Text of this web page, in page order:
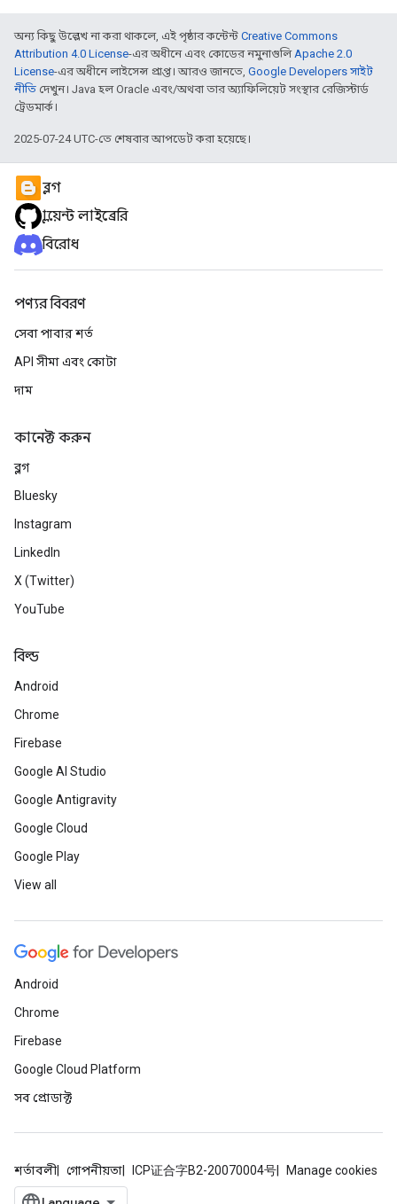
অন্য কিছু উল্লেখ না করা থাকলে, এই পৃষ্ঠার কন্টেন্ট Creative Commons
Attribution 4.0 License-এর অধীনে এবং কোডের নমুনাগুলিApache 2.0
License-এর অধীনে লাইসেন্স প্রাপ্ত। আরও জানতে, Google Developers সাইট
নীতি দেখুন। Java হল Oracle এবং/অথবা তার অ্যাফিলিয়েট সংস্থার রেজিস্টার্ড
ট্রেডমার্ক।
2025-07-24 UTC-তে শেষবার আপডেট করা হয়েছে।
ব্লগ
ক্লায়েন্ট লাইব্রেরি
বিরোধ
পণ্যর বিবরণ
সেবা পাবার শর্ত
API সীমা এবং কোটা
দাম
কানেক্ট করুন
ব্লগ
Bluesky
Instagram
LinkedIn
X (Twitter)
YouTube
বিল্ড
Android
Chrome
Firebase
Google AI Studio
Google Antigravity
Google Cloud
Google Play
View all
Android
Chrome
Firebase
Google Cloud Platform
সব প্রোডাক্ট
শর্তাবলী গোপনীয়তা ICP证合字B2-20070004号 Manage cookies